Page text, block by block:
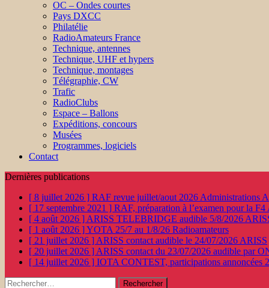
OC – Ondes courtes
Pays DXCC
Philatélie
RadioAmateurs France
Technique, antennes
Technique, UHF et hypers
Technique, montages
Télégraphie, CW
Trafic
RadioClubs
Espace – Ballons
Expéditions, concours
Musées
Programmes, logiciels
Contact
Dernières publications
[ 8 juillet 2026 ] RAF revue juillet/aout 2026 Administrations
[ 17 septembre 2021 ] RAF, préparation à l’examen pour la F4
[ 4 août 2026 ] ARISS TELEBRIDGE audible 5/8/2026
[ 1 août 2026 ]YOTA 25/7 au 1/8/26 Radioamateurs
[ 21 juillet 2026 ] ARISS contact audible le 24/07/2026 ARISS
[ 20 juillet 2026 ] ARISS contact du 23/07/2026 audible par
[ 14 juillet 2026 ] IOTA CONTEST, participations annoncées
Rechercher :